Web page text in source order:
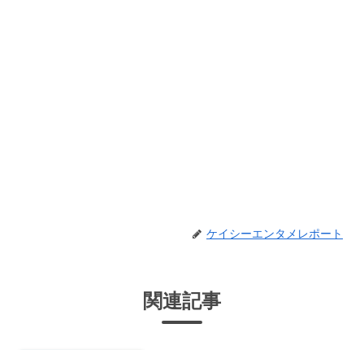
ケイシーエンタメレポート
関連記事